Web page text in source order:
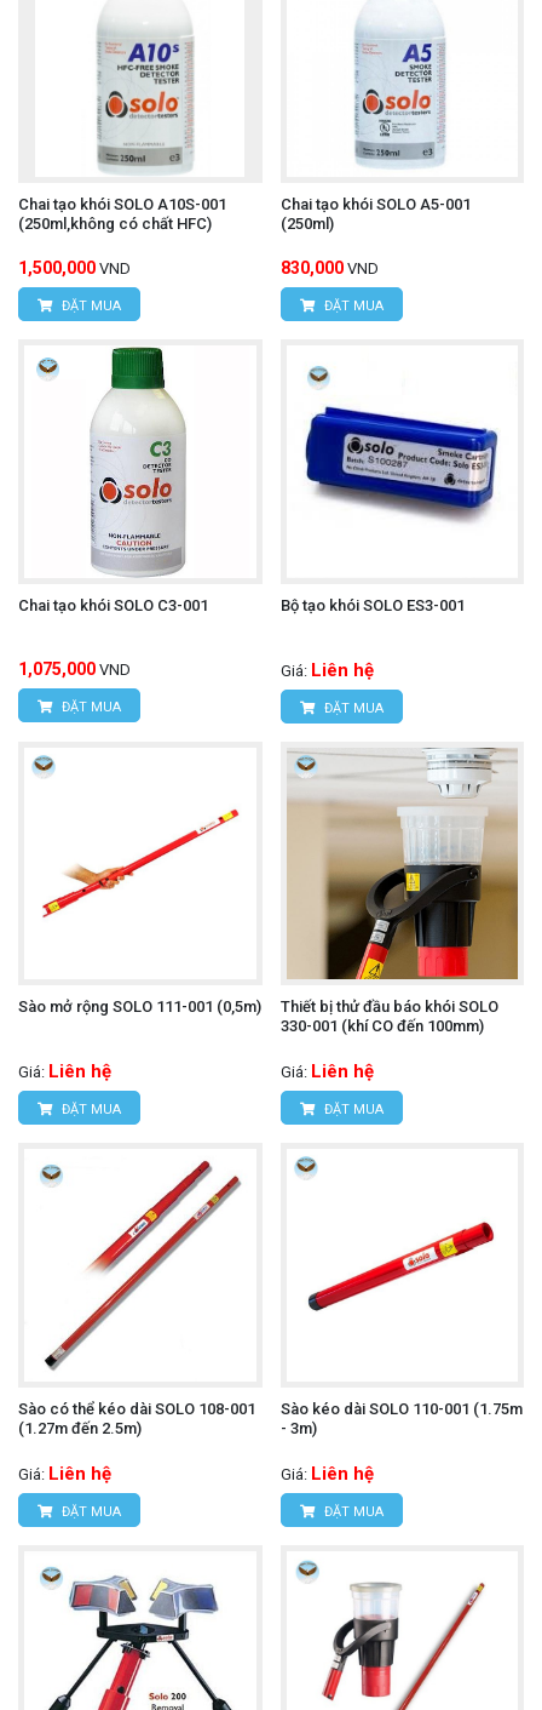
Chai tạo khói SOLO A10S-001
(250ml,không có chất HFC)
1,500,000 VND
ĐẶT MUA
Chai tạo khói SOLO A5-001
(250ml)
830,000 VND
ĐẶT MUA
Chai tạo khói SOLO C3-001
1,075,000 VND
ĐẶT MUA
Bộ tạo khói SOLO ES3-001
Giá: Liên hệ
ĐẶT MUA
Sào mở rộng SOLO 111-001 (0,5m)
Giá: Liên hệ
ĐẶT MUA
Thiết bị thử đầu báo khói SOLO
330-001 (khí CO đến 100mm)
Giá: Liên hệ
ĐẶT MUA
Sào có thể kéo dài SOLO 108-001
(1.27m đến 2.5m)
Giá: Liên hệ
ĐẶT MUA
Sào kéo dài SOLO 110-001 (1.75m
- 3m)
Giá: Liên hệ
ĐẶT MUA